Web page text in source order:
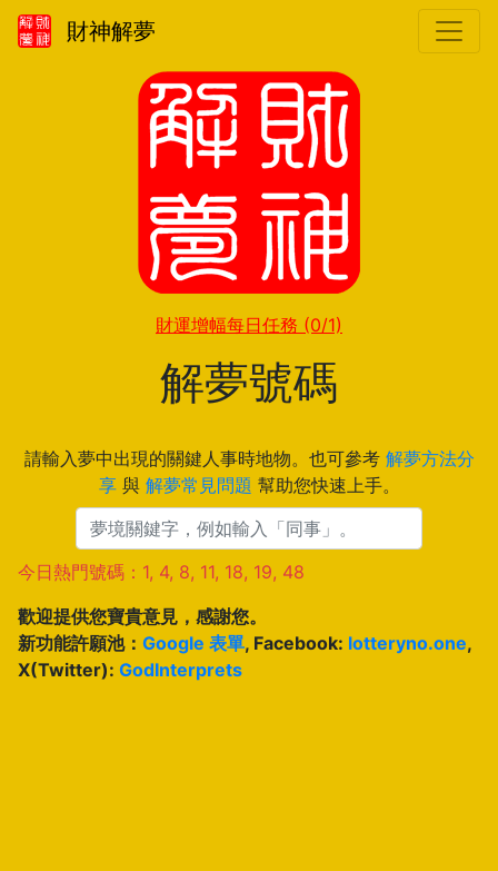
財神解夢
財運增幅每日任務 (0/1)
解夢號碼
請輸入夢中出現的關鍵人事時地物。也可參考 解夢方法分
享與 解夢常見問題 幫助您快速上手。
今日熱門號碼：1, 4, 8, 11, 18, 19, 48
歡迎提供您寶貴意見，感謝您。
新功能許願池： Google 表單, Facebook: lotteryno.one,
X(Twitter): GodInterprets